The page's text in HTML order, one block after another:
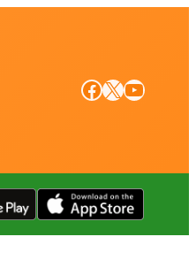
Facebook X YouTube